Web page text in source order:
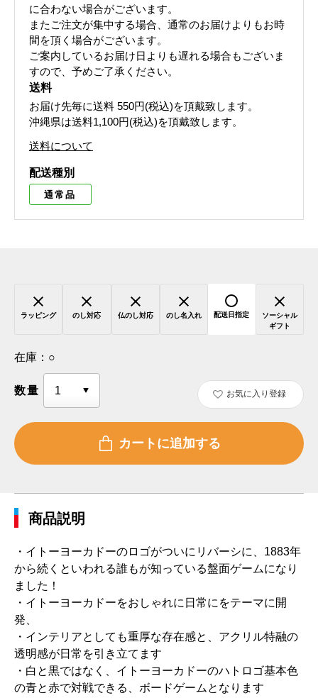
に合わない場合がございます。
またご注文が集中する場合、通常のお届けよりもお時
間を頂く場合がございます。
ご案内しているお届け日よりも遅れる場合もございま
すので、予めご了承ください。
送料
お届け先毎に送料 550円(税込)を頂戴致します。
沖縄県は送料1,100円(税込)を頂戴致します。
送料について
配送種別
通常品
ラッピング のし対応 仏のし対応 のし名入れ 配送日指定
ソーシャル
ギフト
在庫： ○
数量 お気に入り登録
商品説明
・イトーヨーカドーのロゴがついにリバーシに、1883年
から続くといわれる誰もが知っている盤面ゲームになり
ました！
・イトーヨーカドーをおしゃれに日常にをテーマに開
発、
・インテリアとしても重厚な存在感と、アクリル特融の
透明感が日常を引き立てます
・白と黒ではなく、イトーヨーカドーのハトロゴ基本色
の青と赤で対戦できる、ボードゲームとなります